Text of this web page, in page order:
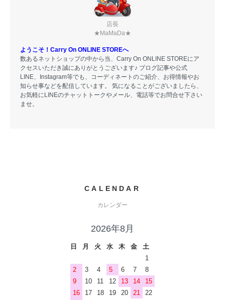
店長
★MaMaDa★
ようこそ！Carry On ONLINE STOREへ
数あるネットショップの中から当、Carry On ONLINE STOREにア
クセスいただき誠にありがとうございます♪ ブログ記事や公式
LINE、Instagram等でも、コーディネートのご紹介、お得情報やお
知らせ事などを配信しています。 気になることがございましたら、
お気軽にLINEのチャットトークやメール、電話等でお問合せ下さい
ませ。
CALENDAR
カレンダー
2026年8月
日 月 火 水 木 金
土
1
2
3 4 5 6 7
8
9
10 11 12 13 14
15
16
17 18 19 20 21
22